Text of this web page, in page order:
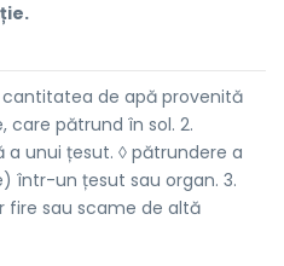
cantitatea de apă provenită
pătrund în sol. 2.
unui țesut. ◊ pătrundere a
într-un țesut sau organ. 3.
fire sau scame de altă